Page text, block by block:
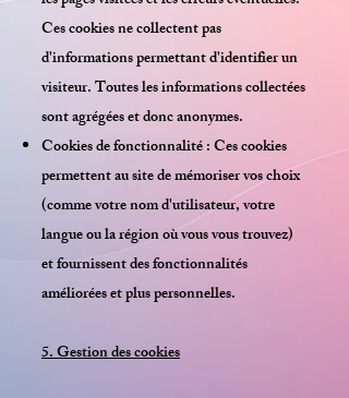
Ces cookies ne collectent pas
d'informations permettant d'identifier un
visiteur. Toutes les informations collectées
sont agrégées et donc anonymes.
Cookies de fonctionnalité : Ces cookies
permettent au site de mémoriser vos choix
(comme votre nom d'utilisateur, votre
langue ou la région où vous vous trouvez)
et fournissent des fonctionnalités
améliorées et plus personnelles.
5. Gestion des cookies